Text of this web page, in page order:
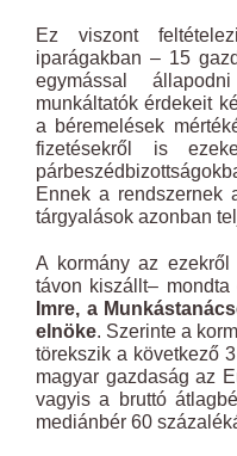
Ez viszont
iparágakban – 15
egymással
munkáltatók érdekeit
a béremelések
fizetésekről is
Ennek a rendszernek
tárgyalások azonban
A kormány az ezekről
távon kiszállt–
Imre, a
elnöke. Szerinte a
törekszik a következő
magyar gazdaság az
vagyis a bruttó
mediánbér 60